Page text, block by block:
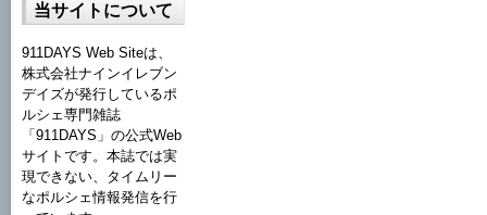
当サイトについて
911DAYS Web Siteは、
株式会社ナインイレブン
デイズが発行しているポ
ルシェ専門雑誌
「911DAYS」の公式Web
サイトです。本誌では実
現できない、タイムリー
なポルシェ情報発信を行